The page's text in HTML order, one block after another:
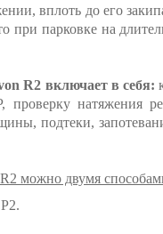
вплоть до его
при парковке на
R2 включает в себя:
проверку натяжения
подтеки,
можно двумя